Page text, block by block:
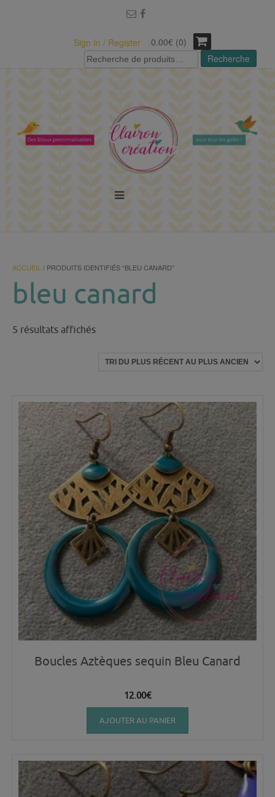
Sign In / Register
0.00€ (0)
Recherche
pour :
Recherche
ACCUEIL / PRODUITS IDENTIFIÉS “BLEU CANARD”
bleu canard
5 résultats affichésTrié
plus
plus
ancien
Boucles Aztèques sequin Bleu Canard
12.00€
AJOUTER AU PANIER